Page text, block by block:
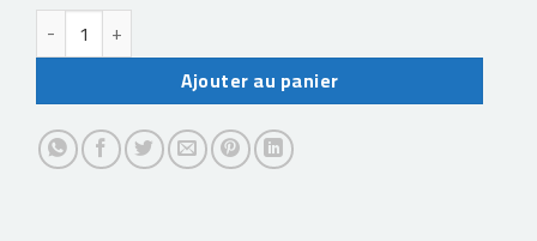
quantité de power bank mi 20000mh 45w fast charge
Ajouter au panier